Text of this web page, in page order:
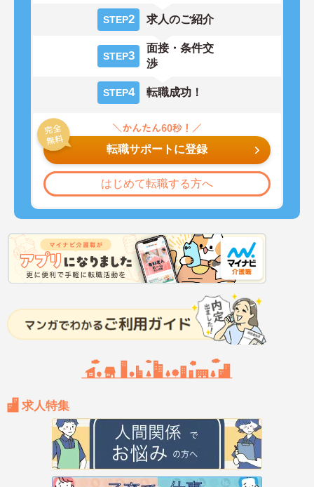
STEP2 求人のご紹介
STEP3
面接・条件交
渉
STEP4 転職成功！
転職サポートに登録
はじめて転職する方へ
求人特集